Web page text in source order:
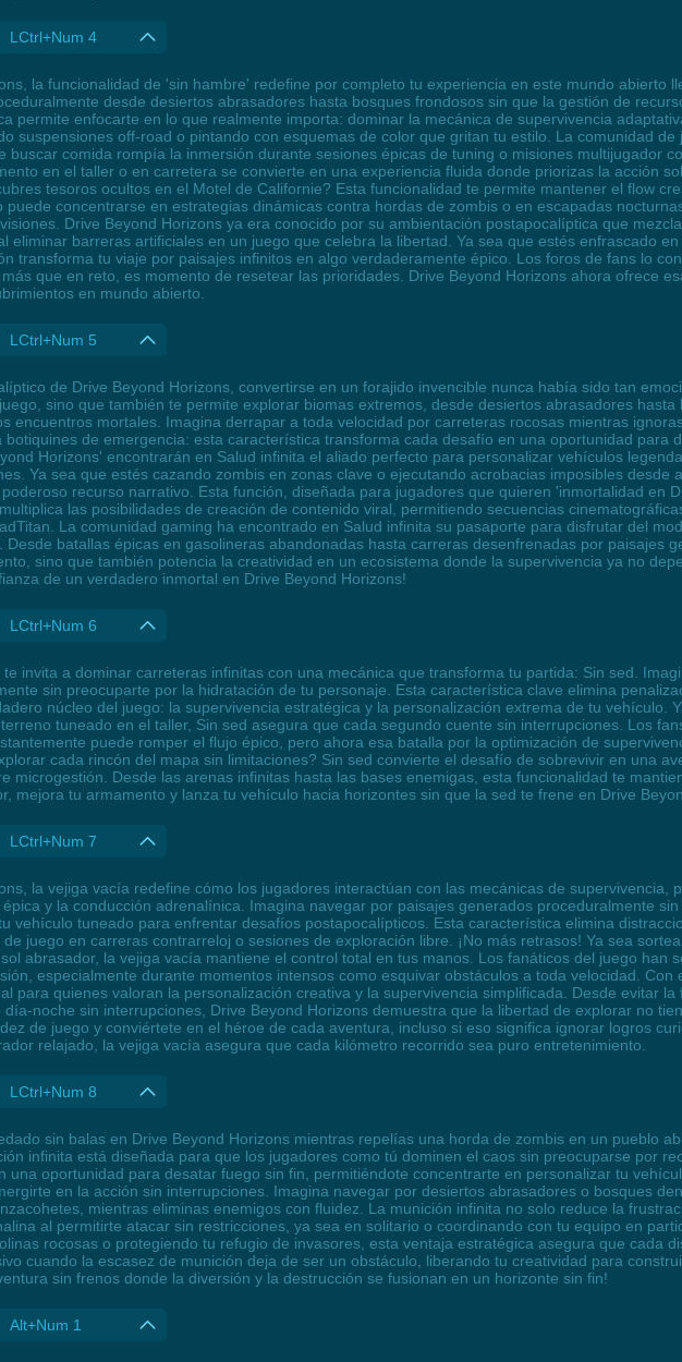
LCtrl+Num 4
la funcionalidad de 'sin hambre' redefine por completo tu experiencia en este mundo abierto
desde desiertos abrasadores hasta bosques frondosos sin que la gestión de
permite enfocarte en lo que realmente importa: dominar la mecánica de supervivencia
suspensiones off-road o pintando con esquemas de color que gritan tu estilo. La comunidad
buscar comida rompía la inmersión durante sesiones épicas de tuning o misiones multijugador
en el taller o en carretera se convierte en una experiencia fluida donde priorizas la acción
tesoros ocultos en el Motel de Californie? Esta funcionalidad te permite mantener el flow
puede concentrarse en estrategias dinámicas contra hordas de zombis o en escapadas
Drive Beyond Horizons ya era conocido por su ambientación postapocalíptica que
eliminar barreras artificiales en un juego que celebra la libertad. Ya sea que estés enfrascado
transforma tu viaje por paisajes infinitos en algo verdaderamente épico. Los foros de fans lo
que en reto, es momento de resetear las prioridades. Drive Beyond Horizons ahora ofrece
en mundo abierto.
LCtrl+Num 5
de Drive Beyond Horizons, convertirse en un forajido invencible nunca había sido tan
sino que también te permite explorar biomas extremos, desde desiertos abrasadores
encuentros mortales. Imagina derrapar a toda velocidad por carreteras rocosas mientras
botiquines de emergencia: esta característica transforma cada desafío en una oportunidad para
Horizons' encontrarán en Salud infinita el aliado perfecto para personalizar vehículos
Ya sea que estés cazando zombis en zonas clave o ejecutando acrobacias imposibles
recurso narrativo. Esta función, diseñada para jugadores que quieren 'inmortalidad en
las posibilidades de creación de contenido viral, permitiendo secuencias
La comunidad gaming ha encontrado en Salud infinita su pasaporte para disfrutar del
Desde batallas épicas en gasolineras abandonadas hasta carreras desenfrenadas por paisajes
sino que también potencia la creatividad en un ecosistema donde la supervivencia ya no
de un verdadero inmortal en Drive Beyond Horizons!
LCtrl+Num 6
te invita a dominar carreteras infinitas con una mecánica que transforma tu partida: Sin sed.
sin preocuparte por la hidratación de tu personaje. Esta característica clave elimina
núcleo del juego: la supervivencia estratégica y la personalización extrema de tu vehículo.
tuneado en el taller, Sin sed asegura que cada segundo cuente sin interrupciones. Los
puede romper el flujo épico, pero ahora esa batalla por la optimización de
cada rincón del mapa sin limitaciones? Sin sed convierte el desafío de sobrevivir en una
microgestión. Desde las arenas infinitas hasta las bases enemigas, esta funcionalidad te
mejora tu armamento y lanza tu vehículo hacia horizontes sin que la sed te frene en Drive
LCtrl+Num 7
la vejiga vacía redefine cómo los jugadores interactúan con las mecánicas de supervivencia,
y la conducción adrenalínica. Imagina navegar por paisajes generados proceduralmente
vehículo tuneado para enfrentar desafíos postapocalípticos. Esta característica elimina
juego en carreras contrarreloj o sesiones de exploración libre. ¡No más retrasos! Ya sea
abrasador, la vejiga vacía mantiene el control total en tus manos. Los fanáticos del juego han
especialmente durante momentos intensos como esquivar obstáculos a toda velocidad.
para quienes valoran la personalización creativa y la supervivencia simplificada. Desde evitar
noche sin interrupciones, Drive Beyond Horizons demuestra que la libertad de explorar no
de juego y conviértete en el héroe de cada aventura, incluso si eso significa ignorar logros
relajado, la vejiga vacía asegura que cada kilómetro recorrido sea puro entretenimiento.
LCtrl+Num 8
sin balas en Drive Beyond Horizons mientras repelías una horda de zombis en un pueblo
infinita está diseñada para que los jugadores como tú dominen el caos sin preocuparse por
una oportunidad para desatar fuego sin fin, permitiéndote concentrarte en personalizar tu
en la acción sin interrupciones. Imagina navegar por desiertos abrasadores o bosques
mientras eliminas enemigos con fluidez. La munición infinita no solo reduce la
al permitirte atacar sin restricciones, ya sea en solitario o coordinando con tu equipo en
rocosas o protegiendo tu refugio de invasores, esta ventaja estratégica asegura que cada
cuando la escasez de munición deja de ser un obstáculo, liberando tu creatividad para
sin frenos donde la diversión y la destrucción se fusionan en un horizonte sin fin!
Alt+Num 1